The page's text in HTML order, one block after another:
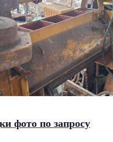
фото по запросу